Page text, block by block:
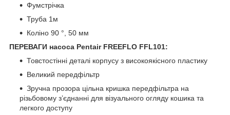
Фумстрічка
Труба 1м
Коліно 90 °, 50 мм
ПЕРЕВАГИ насоса Pentair FREEFLO FFL101:
Товстостінні деталі корпусу з високоякісного пластику
Великий передфільтр
Зручна прозора цільна кришка передфільтра на
різьбовому з’єднанні для візуального огляду кошика та
легкого доступу